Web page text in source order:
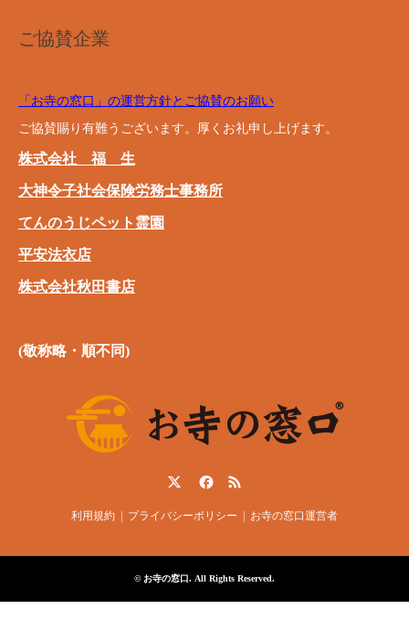
ご協賛企業
「お寺の窓口」の運営方針とご協賛のお願い
ご協賛賜り有難うございます。厚くお礼申し上げます。
株式会社 福 生
大神令子社会保険労務士事務所
てんのうじペット霊園
平安法衣店
株式会社秋田書店
(敬称略・順不同)
利用規約 プライバシーポリシー お寺の窓口運営者
© お寺の窓口. All Rights Reserved.